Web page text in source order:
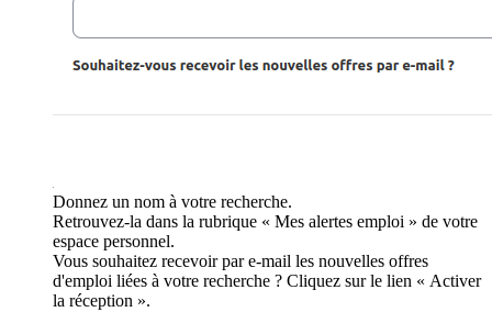
Donnez un nom à votre recherche.
Retrouvez-la dans la rubrique « Mes alertes emploi » de votre
espace personnel.
Vous souhaitez recevoir par e-mail les nouvelles offres
d'emploi liées à votre recherche ? Cliquez sur le lien « Activer
la réception ».